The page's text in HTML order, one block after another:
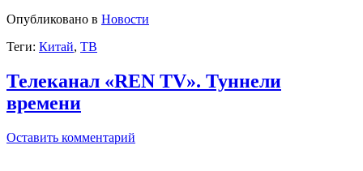
Опубликовано в Новости
Теги: Китай, ТВ
Телеканал «REN TV». Туннели
времени
Оставить комментарий